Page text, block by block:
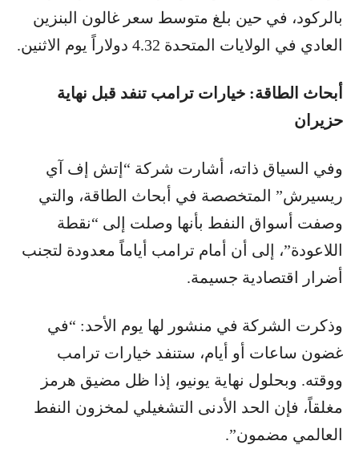
بالركود، في حين بلغ متوسط سعر غالون البنزين
العادي في الولايات المتحدة 4.32 دولاراً يوم الاثنين.
أبحاث الطاقة: خيارات ترامب تنفد قبل نهاية
حزيران
وفي السياق ذاته، أشارت شركة “إتش إف آي
ريسيرش” المتخصصة في أبحاث الطاقة، والتي
وصفت أسواق النفط بأنها وصلت إلى “نقطة
اللاعودة”، إلى أن أمام ترامب أياماً معدودة لتجنب
أضرار اقتصادية جسيمة.
وذكرت الشركة في منشور لها يوم الأحد: “في
غضون ساعات أو أيام، ستنفد خيارات ترامب
ووقته. وبحلول نهاية يونيو، إذا ظل مضيق هرمز
مغلقاً، فإن الحد الأدنى التشغيلي لمخزون النفط
العالمي مضمون”.